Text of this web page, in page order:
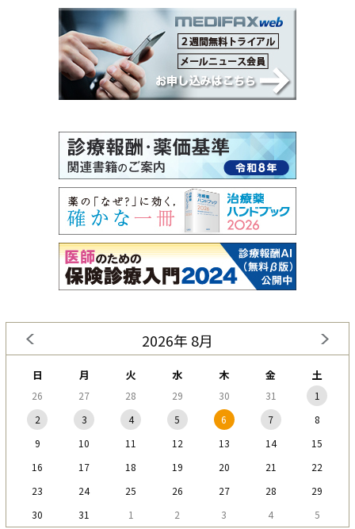
2026年 8月
日 月 火 水 木 金 土
26 27 28 29 30 31
1
2
3 4 5 6 7
8
9
10 11 12 13 14
15
16
17 18 19 20 21
22
23
24 25 26 27 28
29
30
31 1 2 3 4 5